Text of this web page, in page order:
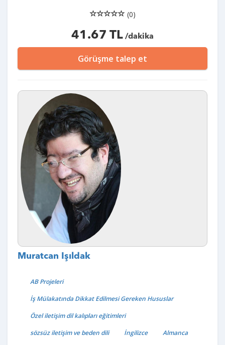
(0)
41.67 TL /dakika
Görüşme talep et
Muratcan Işıldak
AB Projeleri
İş Mülakatında Dikkat Edilmesi Gereken Hususlar
Özel iletişim dil kalıpları eğitimleri
sözsüz iletişim ve beden dili
İngilizce
Almanca